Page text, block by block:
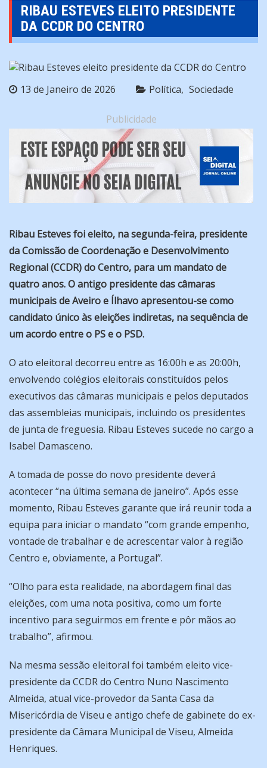
RIBAU ESTEVES ELEITO PRESIDENTE
DA CCDR DO CENTRO
13 de Janeiro de 2026 Política Sociedade
Publicidade
Ribau Esteves foi eleito, na segunda-feira, presidente
da Comissão de Coordenação e Desenvolvimento
Regional (CCDR) do Centro, para um mandato de
quatro anos. O antigo presidente das câmaras
municipais de Aveiro e Ílhavo apresentou-se como
candidato único às eleições indiretas, na sequência de
um acordo entre o PS e o PSD.
O ato eleitoral decorreu entre as 16:00h e as 20:00h,
envolvendo colégios eleitorais constituídos pelos
executivos das câmaras municipais e pelos deputados
das assembleias municipais, incluindo os presidentes
de junta de freguesia. Ribau Esteves sucede no cargo a
Isabel Damasceno.
A tomada de posse do novo presidente deverá
acontecer “na última semana de janeiro”. Após esse
momento, Ribau Esteves garante que irá reunir toda a
equipa para iniciar o mandato “com grande empenho,
vontade de trabalhar e de acrescentar valor à região
Centro e, obviamente, a Portugal”.
“Olho para esta realidade, na abordagem final das
eleições, com uma nota positiva, como um forte
incentivo para seguirmos em frente e pôr mãos ao
trabalho”, afirmou.
Na mesma sessão eleitoral foi também eleito vice-
presidente da CCDR do Centro Nuno Nascimento
Almeida, atual vice-provedor da Santa Casa da
Misericórdia de Viseu e antigo chefe de gabinete do ex-
presidente da Câmara Municipal de Viseu, Almeida
Henriques.